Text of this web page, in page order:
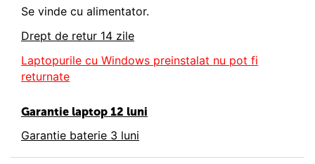
Se vinde cu alimentator.
Drept de retur 14 zile
Laptopurile cu Windows preinstalat nu pot fi
returnate
Garantie laptop 12 luni
Garantie baterie 3 luni